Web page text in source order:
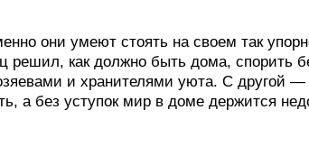
они умеют стоять на своем так
решил, как должно быть дома, спорить
и хранителями уюта. С другой —
а без уступок мир в доме держится